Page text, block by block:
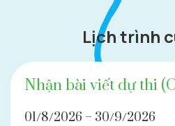
Lịch trình
Nhận bài viết dự thi
01/8/2026 – 30/9/2026